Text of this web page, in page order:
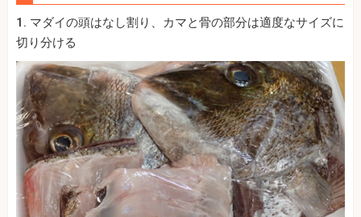
1. マダイの頭はなし割り、カマと骨の部分は適度なサイズに
切り分ける